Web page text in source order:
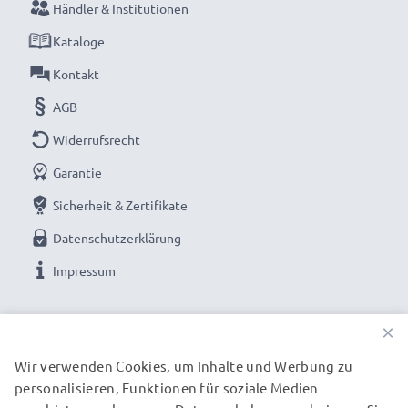
bestellen mit schneller Lieferung und 3 Jahren
Garantie!
Händler & Institutionen
Kataloge
Kontakt
AGB
Widerrufsrecht
Garantie
Sicherheit & Zertifikate
Datenschutzerklärung
Impressum
UNSERE VERSANDPARTNER
×
Wir verwenden Cookies, um Inhalte und Werbung zu
personalisieren, Funktionen für soziale Medien